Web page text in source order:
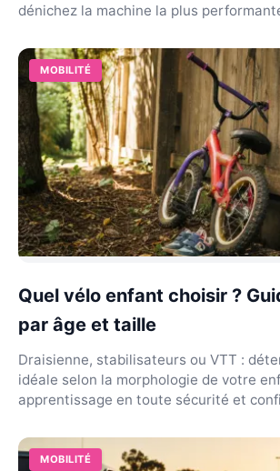
dénichez la machine la plus
MOBILITÉ
Quel vélo enfant choisir ?
par âge et taille
Draisienne, stabilisateurs ou VTT :
idéale selon la morphologie de votre
apprentissage en toute sécurité et
MOBILITÉ